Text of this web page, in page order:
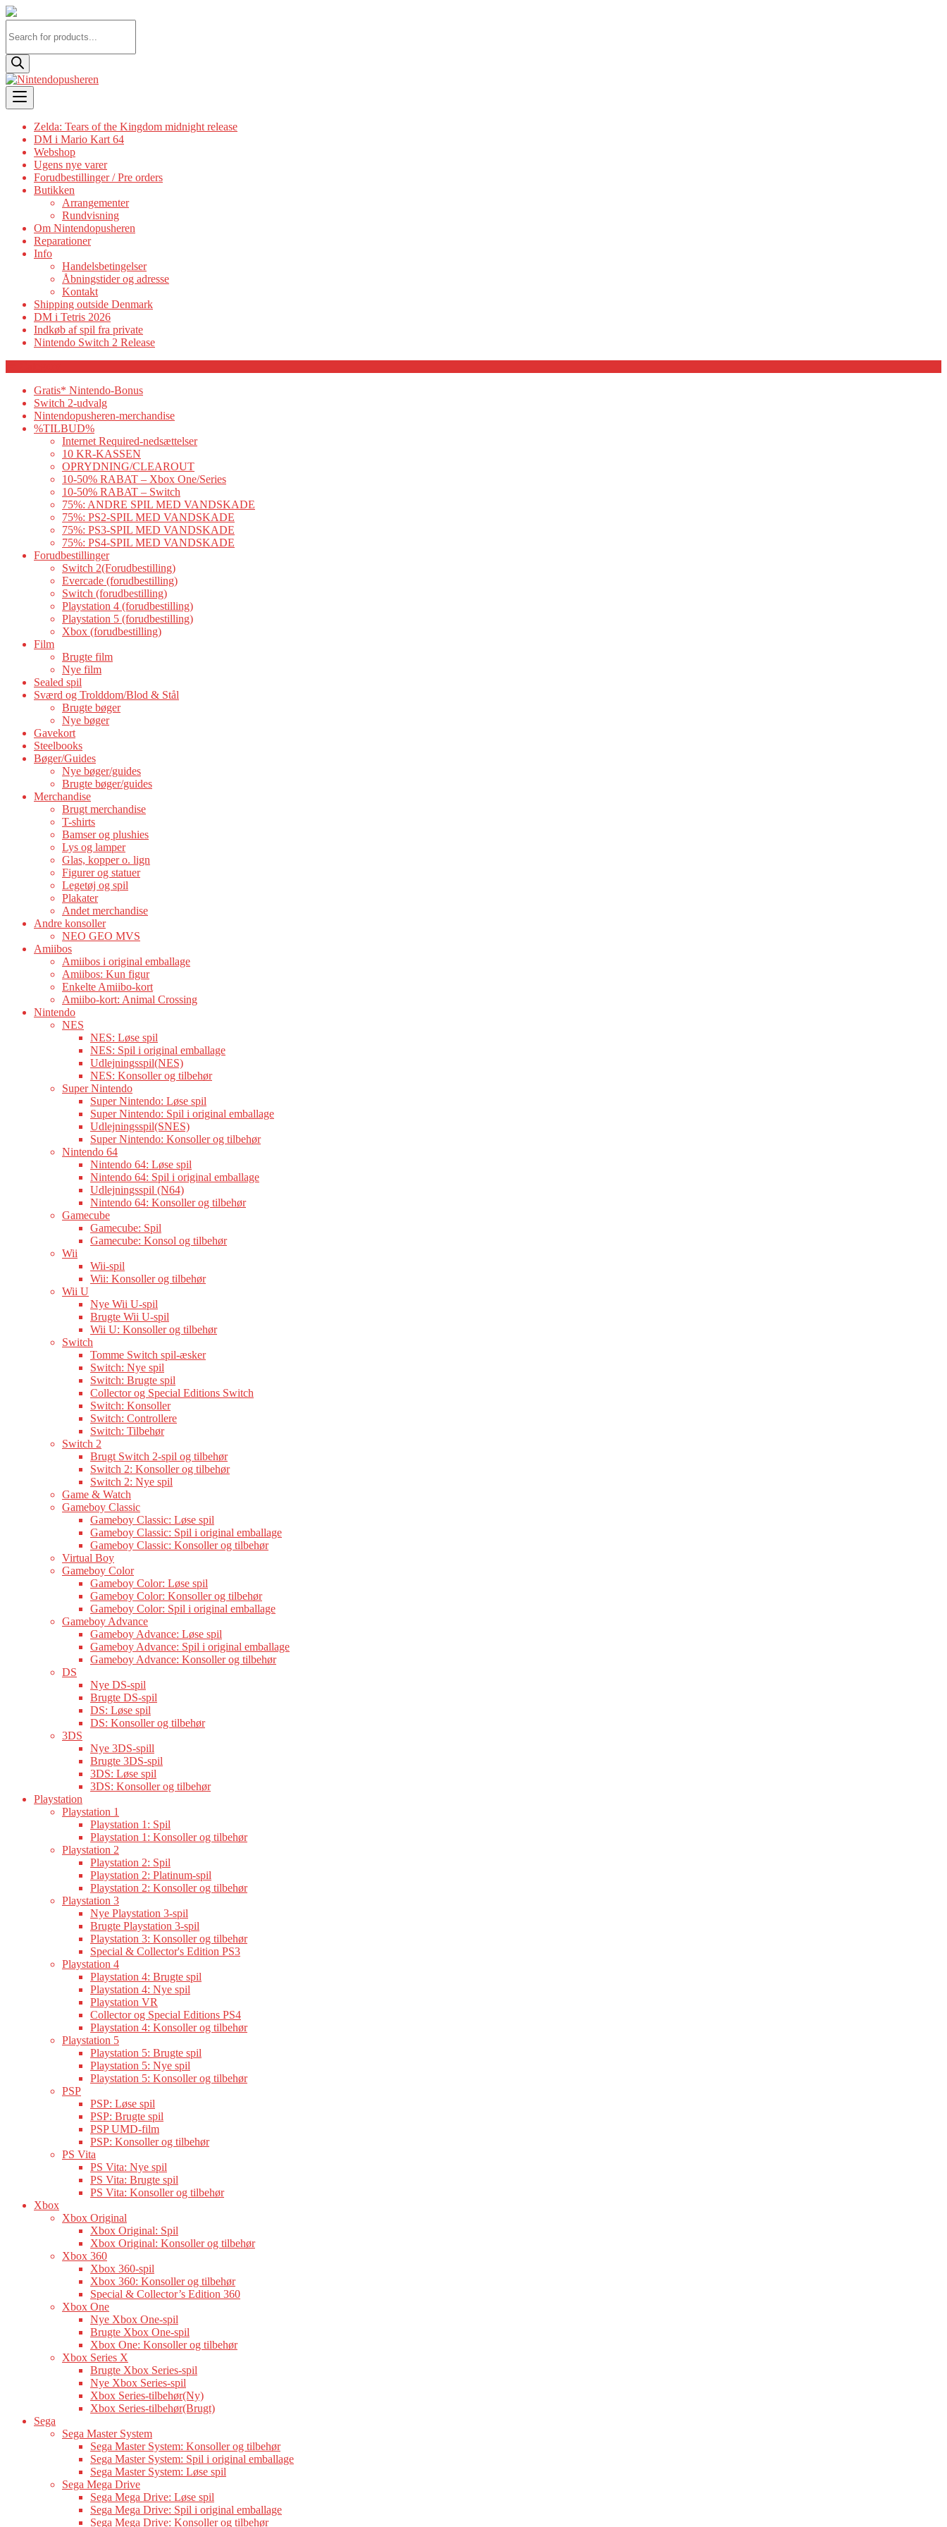
search
Skip
to
content
Zelda: Tears of the Kingdom midnight release
DM i Mario Kart 64
Webshop
Ugens nye varer
Forudbestillinger / Pre orders
Butikken
Arrangementer
Rundvisning
Om Nintendopusheren
Reparationer
Info
Handelsbetingelser
Åbningstider og adresse
Kontakt
Shipping outside Denmark
DM i Tetris 2026
Indkøb af spil fra private
Nintendo Switch 2 Release
Gratis* Nintendo-Bonus
Switch 2-udvalg
Nintendopusheren-merchandise
%TILBUD%
Internet Required-nedsættelser
10 KR-KASSEN
OPRYDNING/CLEAROUT
10-50% RABAT – Xbox One/Series
10-50% RABAT – Switch
75%: ANDRE SPIL MED VANDSKADE
75%: PS2-SPIL MED VANDSKADE
75%: PS3-SPIL MED VANDSKADE
75%: PS4-SPIL MED VANDSKADE
Forudbestillinger
Switch 2(Forudbestilling)
Evercade (forudbestilling)
Switch (forudbestilling)
Playstation 4 (forudbestilling)
Playstation 5 (forudbestilling)
Xbox (forudbestilling)
Film
Brugte film
Nye film
Sealed spil
Sværd og Trolddom/Blod & Stål
Brugte bøger
Nye bøger
Gavekort
Steelbooks
Bøger/Guides
Nye bøger/guides
Brugte bøger/guides
Merchandise
Brugt merchandise
T-shirts
Bamser og plushies
Lys og lamper
Glas, kopper o. lign
Figurer og statuer
Legetøj og spil
Plakater
Andet merchandise
Andre konsoller
NEO GEO MVS
Amiibos
Amiibos i original emballage
Amiibos: Kun figur
Enkelte Amiibo-kort
Amiibo-kort: Animal Crossing
Nintendo
NES
NES: Løse spil
NES: Spil i original emballage
Udlejningsspil(NES)
NES: Konsoller og tilbehør
Super Nintendo
Super Nintendo: Løse spil
Super Nintendo: Spil i original emballage
Udlejningsspil(SNES)
Super Nintendo: Konsoller og tilbehør
Nintendo 64
Nintendo 64: Løse spil
Nintendo 64: Spil i original emballage
Udlejningsspil (N64)
Nintendo 64: Konsoller og tilbehør
Gamecube
Gamecube: Spil
Gamecube: Konsol og tilbehør
Wii
Wii-spil
Wii: Konsoller og tilbehør
Wii U
Nye Wii U-spil
Brugte Wii U-spil
Wii U: Konsoller og tilbehør
Switch
Tomme Switch spil-æsker
Switch: Nye spil
Switch: Brugte spil
Collector og Special Editions Switch
Switch: Konsoller
Switch: Controllere
Switch: Tilbehør
Switch 2
Brugt Switch 2-spil og tilbehør
Switch 2: Konsoller og tilbehør
Switch 2: Nye spil
Game & Watch
Gameboy Classic
Gameboy Classic: Løse spil
Gameboy Classic: Spil i original emballage
Gameboy Classic: Konsoller og tilbehør
Virtual Boy
Gameboy Color
Gameboy Color: Løse spil
Gameboy Color: Konsoller og tilbehør
Gameboy Color: Spil i original emballage
Gameboy Advance
Gameboy Advance: Løse spil
Gameboy Advance: Spil i original emballage
Gameboy Advance: Konsoller og tilbehør
DS
Nye DS-spil
Brugte DS-spil
DS: Løse spil
DS: Konsoller og tilbehør
3DS
Nye 3DS-spill
Brugte 3DS-spil
3DS: Løse spil
3DS: Konsoller og tilbehør
Playstation
Playstation 1
Playstation 1: Spil
Playstation 1: Konsoller og tilbehør
Playstation 2
Playstation 2: Spil
Playstation 2: Platinum-spil
Playstation 2: Konsoller og tilbehør
Playstation 3
Nye Playstation 3-spil
Brugte Playstation 3-spil
Playstation 3: Konsoller og tilbehør
Special & Collector's Edition PS3
Playstation 4
Playstation 4: Brugte spil
Playstation 4: Nye spil
Playstation VR
Collector og Special Editions PS4
Playstation 4: Konsoller og tilbehør
Playstation 5
Playstation 5: Brugte spil
Playstation 5: Nye spil
Playstation 5: Konsoller og tilbehør
PSP
PSP: Løse spil
PSP: Brugte spil
PSP UMD-film
PSP: Konsoller og tilbehør
PS Vita
PS Vita: Nye spil
PS Vita: Brugte spil
PS Vita: Konsoller og tilbehør
Xbox
Xbox Original
Xbox Original: Spil
Xbox Original: Konsoller og tilbehør
Xbox 360
Xbox 360-spil
Xbox 360: Konsoller og tilbehør
Special & Collector’s Edition 360
Xbox One
Nye Xbox One-spil
Brugte Xbox One-spil
Xbox One: Konsoller og tilbehør
Xbox Series X
Brugte Xbox Series-spil
Nye Xbox Series-spil
Xbox Series-tilbehør(Ny)
Xbox Series-tilbehør(Brugt)
Sega
Sega Master System
Sega Master System: Konsoller og tilbehør
Sega Master System: Spil i original emballage
Sega Master System: Løse spil
Sega Mega Drive
Sega Mega Drive: Løse spil
Sega Mega Drive: Spil i original emballage
Sega Mega Drive: Konsoller og tilbehør